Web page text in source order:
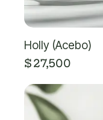
Holly (Acebo)
$27,500